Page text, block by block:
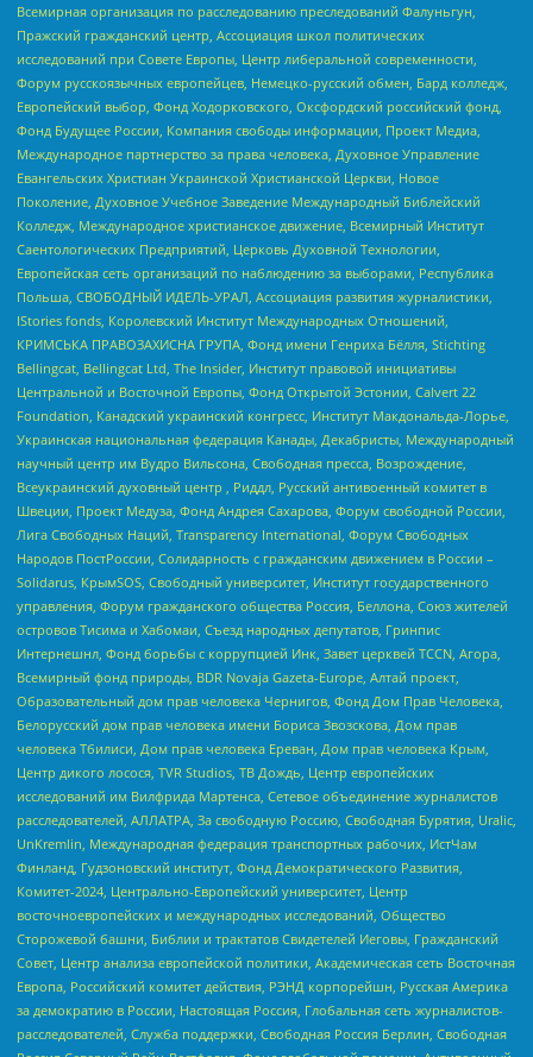
Всемирная организация по расследованию преследований Фалуньгун,
Пражский гражданский центр, Ассоциация школ политических
исследований при Совете Европы, Центр либеральной современности,
Форум русскоязычных европейцев, Немецко-русский обмен, Бард колледж,
Европейский выбор, Фонд Ходорковского, Оксфордский российский фонд,
Фонд Будущее России, Компания свободы информации, Проект Медиа,
Международное партнерство за права человека, Духовное Управление
Евангельских Христиан Украинской Христианской Церкви, Новое
Поколение, Духовное Учебное Заведение Международный Библейский
Колледж, Международное христианское движение, Всемирный Институт
Саентологических Предприятий, Церковь Духовной Технологии,
Европейская сеть организаций по наблюдению за выборами, Республика
Польша, СВОБОДНЫЙ ИДЕЛЬ-УРАЛ, Ассоциация развития журналистики,
IStories fonds, Королевский Институт Международных Отношений,
КРИМСЬКА ПРАВОЗАХИСНА ГРУПА, Фонд имени Генриха Бёлля, Stichting
Bellingcat, Bellingcat Ltd, The Insider, Институт правовой инициативы
Центральной и Восточной Европы, Фонд Открытой Эстонии, Calvert 22
Foundation, Канадский украинский конгресс, Институт Макдональда-Лорье,
Украинская национальная федерация Канады, Декабристы, Международный
научный центр им Вудро Вильсона, Свободная пресса, Возрождение,
Всеукраинский духовный центр , Риддл, Русский антивоенный комитет в
Швеции, Проект Медуза, Фонд Андрея Сахарова, Форум свободной России,
Лига Свободных Наций, Transparеncy International, Форум Свободных
Народов ПостРоссии, Солидарность с гражданским движением в России –
Solidarus, КрымSOS, Свободный университет, Институт государственного
управления, Форум гражданского общества Россия, Беллона, Союз жителей
островов Тисима и Хабомаи, Съезд народных депутатов, Гринпис
Интернешнл, Фонд борьбы с коррупцией Инк, Завет церквей TCCN, Агора,
Всемирный фонд природы, BDR Novaja Gazeta-Europe, Алтай проект,
Образовательный дом прав человека Чернигов, Фонд Дом Прав Человека,
Белорусский дом прав человека имени Бориса Звозскова, Дом прав
человека Тбилиси, Дом прав человека Ереван, Дом прав человека Крым,
Центр дикого лосося, TVR Studios, ТВ Дождь, Центр европейских
исследований им Вилфрида Мартенса, Сетевое объединение журналистов
расследователей, АЛЛАТРА, За свободную Россию, Свободная Бурятия, Uralic,
UnKremlin, Международная федерация транспортных рабочих, ИстЧам
Финланд, Гудзоновский институт, Фонд Демократического Развития,
Комитет-2024, Центрально-Европейский университет, Центр
восточноевропейских и международных исследований, Общество
Сторожевой башни, Библии и трактатов Свидетелей Иеговы, Гражданский
Совет, Центр анализа европейской политики, Академическая сеть Восточная
Европа, Российский комитет действия, РЭНД корпорейшн, Русская Америка
за демократию в России, Настоящая Россия, Глобальная сеть журналистов-
расследователей, Служба поддержки, Свободная Россия Берлин, Свободная